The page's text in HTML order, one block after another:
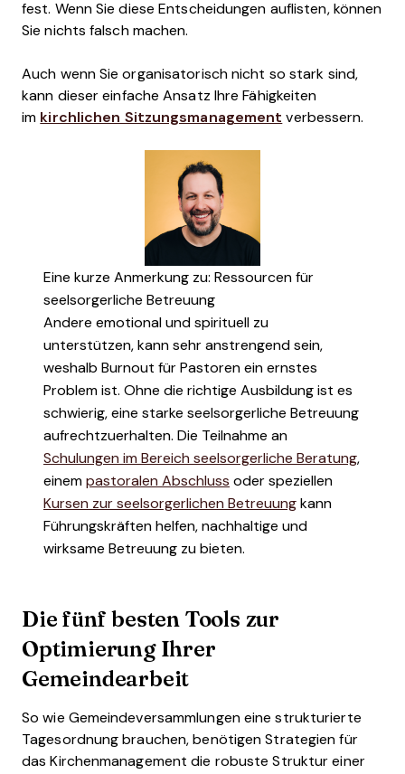
fest. Wenn Sie diese Entscheidungen auflisten, können
Sie nichts falsch machen.
Auch wenn Sie organisatorisch nicht so stark sind,
kann dieser einfache Ansatz IhreFähigkeiten
im kirchlichen Sitzungsmanagement verbessern.
Eine kurze Anmerkung zu: Ressourcen für
seelsorgerliche Betreuung
Andere emotional und spirituell zu
unterstützen, kann sehr anstrengend sein,
weshalb Burnout für Pastoren ein ernstes
Problem ist. Ohne die richtige Ausbildung ist es
schwierig, eine starke seelsorgerliche Betreuung
aufrechtzuerhalten. Die Teilnahme an
Schulungen im Bereich seelsorgerliche Beratung,
einem pastoralen Abschluss oder speziellen
Kursen zur seelsorgerlichen Betreuung kann
Führungskräften helfen, nachhaltige und
wirksame Betreuung zu bieten.
Die fünf besten Tools zur
Optimierung Ihrer
Gemeindearbeit
So wie Gemeindeversammlungen eine strukturierte
Tagesordnung brauchen, benötigen Strategien für
das Kirchenmanagement die robuste Struktur einer